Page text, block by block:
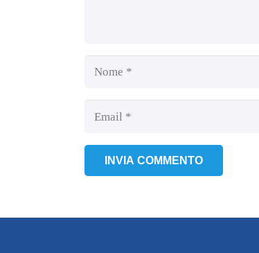
INVIA COMMENTO